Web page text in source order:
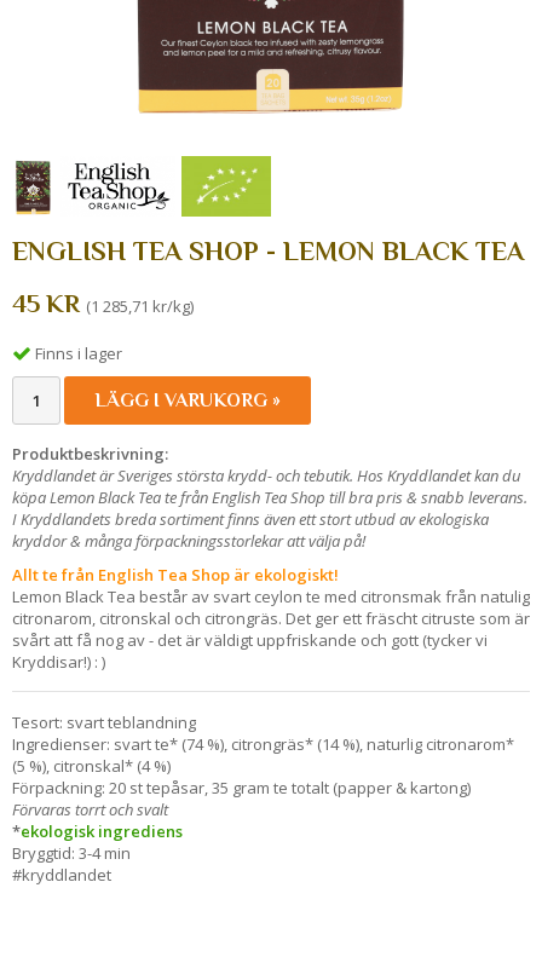
ENGLISH TEA SHOP - LEMON BLACK TEA
45 KR (1 285,71 kr/kg)
Finns i lager
LÄGG I VARUKORG »
Produktbeskrivning:
Kryddlandet är Sveriges största krydd- och tebutik. Hos Kryddlandet kan du
köpa Lemon Black Tea te från English Tea Shop till bra pris & snabb leverans.
I Kryddlandets breda sortiment finns även ett stort utbud av ekologiska
kryddor & många förpackningsstorlekar att välja på!
Allt te från English Tea Shop är ekologiskt!
Lemon Black Tea består av svart ceylon te med citronsmak från natulig
citronarom, citronskal och citrongräs. Det ger ett fräscht citruste som är
svårt att få nog av - det är väldigt uppfriskande och gott (tycker vi
Kryddisar!) : )
Tesort: svart teblandning
Ingredienser: svart te* (74 %), citrongräs* (14 %), naturlig citronarom*
(5 %), citronskal* (4 %)
Förpackning: 20 st tepåsar, 35 gram te totalt (papper & kartong)
Förvaras torrt och svalt
*ekologisk ingrediens
Bryggtid: 3-4 min
#kryddlandet